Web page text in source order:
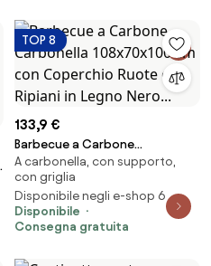
TOP 8
133,9 €
Barbecue a Carbone
Carbonella 108x70x100 cm con
Coperchio Ruote e Ripiani in
Legno Nero...
A carbonella, con supporto,
con griglia
Disponibile negli e-shop 6
Disponibile
Consegna gratuita